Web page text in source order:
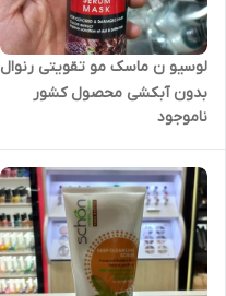
لوسیو ن ماسک مو تقویتی رنوال
بدون آبکشی محصول کشور
اسپانیا
ناموجود